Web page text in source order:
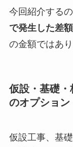
今回紹介する
で発生した差
の金額ではあり
仮設・基礎
のオプション
仮設工事、基